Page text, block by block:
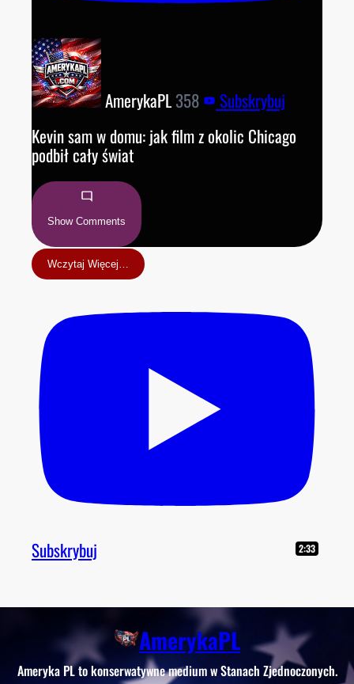
2:33
AmerykaPL358
Subskrybuj
Kevin sam w domu: jak film z okolic Chicago
podbił cały świat
Show Comments
Wczytaj Więcej…
Subskrybuj
AmerykaPL
Ameryka PL to konserwatywne medium w Stanach Zjednoczonych.